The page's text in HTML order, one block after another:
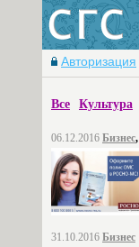
Авторизация
Все Культура
06.12.2016 Бизнес,
31.10.2016 Бизнес